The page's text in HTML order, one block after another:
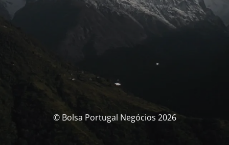
© Bolsa Portugal Negócios 2026